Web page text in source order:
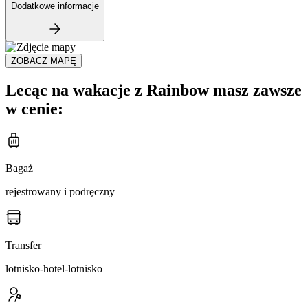
Dodatkowe informacje
ZOBACZ MAPĘ
Lecąc na wakacje z Rainbow masz zawsze
w cenie:
Bagaż
rejestrowany i podręczny
Transfer
lotnisko-hotel-lotnisko